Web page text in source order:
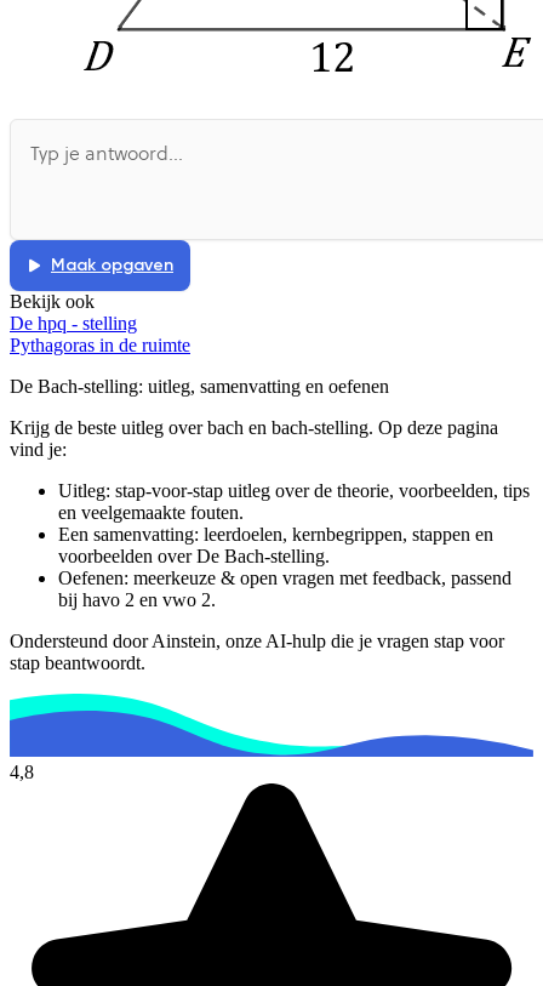
Maak opgaven
Bekijk ook
De hpq - stelling
Pythagoras in de ruimte
De Bach-stelling: uitleg, samenvatting en oefenen
Krijg de beste uitleg over bach en bach-stelling. Op deze pagina
vind je:
Uitleg: stap-voor-stap uitleg over de theorie, voorbeelden, tips
en veelgemaakte fouten.
Een samenvatting: leerdoelen, kernbegrippen, stappen en
voorbeelden overDe Bach-stelling.
Oefenen: meerkeuze & open vragen met feedback, passend
bij havo 2 en vwo 2.
Ondersteund door Ainstein, onze AI-hulp die je vragen stap voor
stap beantwoordt.
4,8